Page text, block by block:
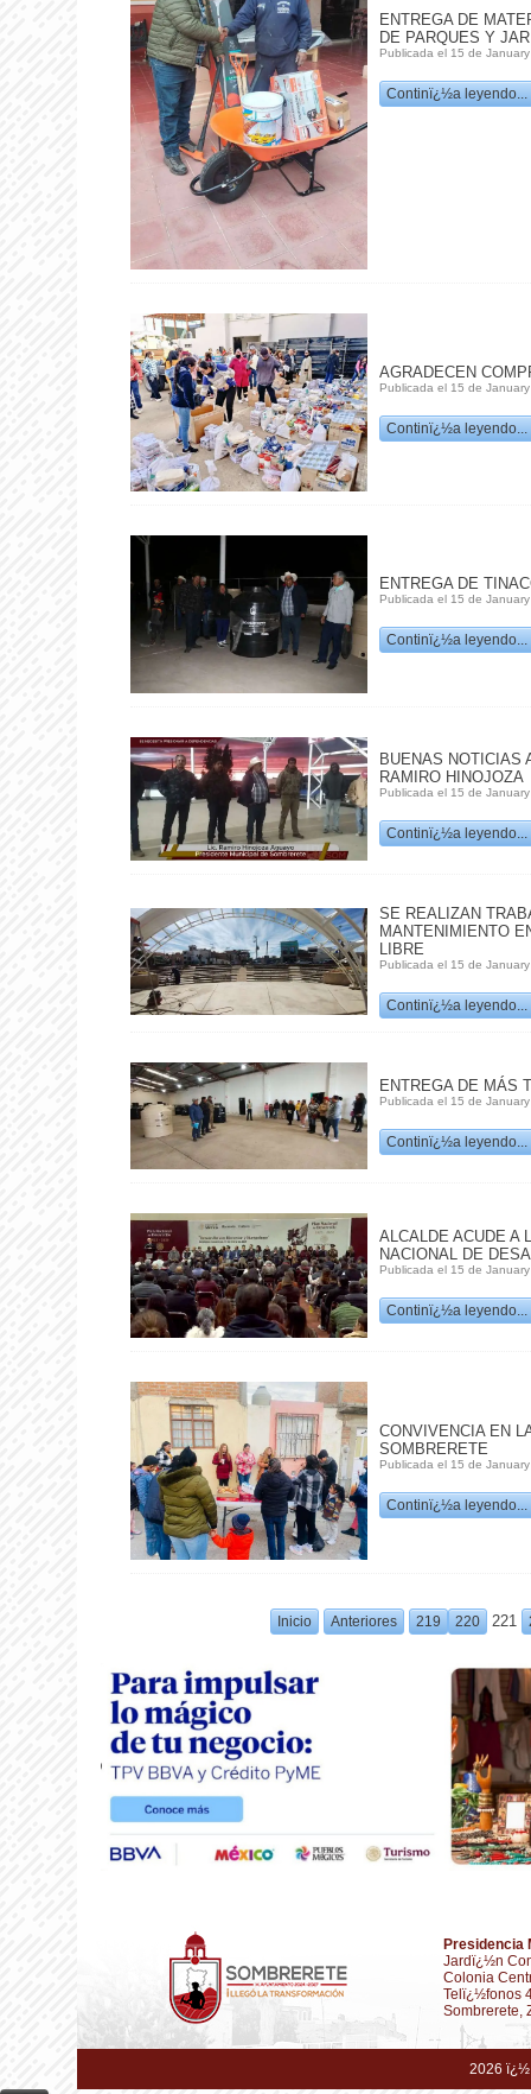
ENTREGA DE
DE PARQUES Y
Publicada el 15 de
Continï¿½a leyendo...
AGRADECEN
Publicada el 15 de
Continï¿½a leyendo...
ENTREGA DE
Publicada el 15 de
Continï¿½a leyendo...
BUENAS NOTICIAS
RAMIRO HINOJOZA
Publicada el 15 de
Continï¿½a leyendo...
SE REALIZAN
MANTENIMIENTO
LIBRE
Publicada el 15 de
Continï¿½a leyendo...
ENTREGA DE MÁS
Publicada el 15 de
Continï¿½a leyendo...
ALCALDE ACUDE A
NACIONAL DE
Publicada el 15 de
Continï¿½a leyendo...
CONVIVENCIA EN
SOMBRERETE
Publicada el 15 de
Continï¿½a leyendo...
Inicio Anteriores 219 220 221
Presidencia
Jardï¿½n
Colonia
Telï¿½fonos
Sombrerete,
2026 ï¿½